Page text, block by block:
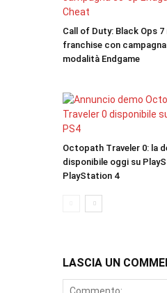
Call of Duty: Black Ops 7
franchise con
modalità Endgame
Octopath Traveler 0: la
disponibile oggi su
PlayStation 4
LASCIA UN